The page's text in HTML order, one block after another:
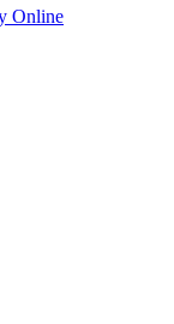
Online